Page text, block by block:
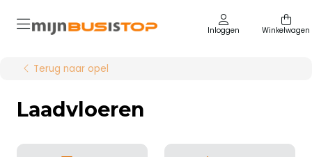
Inloggen Winkelwagen
Terug naar opel
Laadvloeren